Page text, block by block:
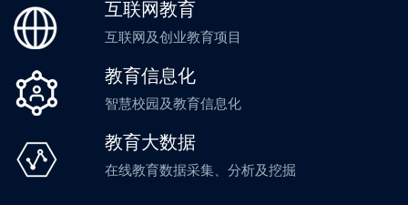
互联网教育
互联网及创业教育项目
教育信息化
智慧校园及教育信息化
教育大数据
在线教育数据采集、分析及挖掘